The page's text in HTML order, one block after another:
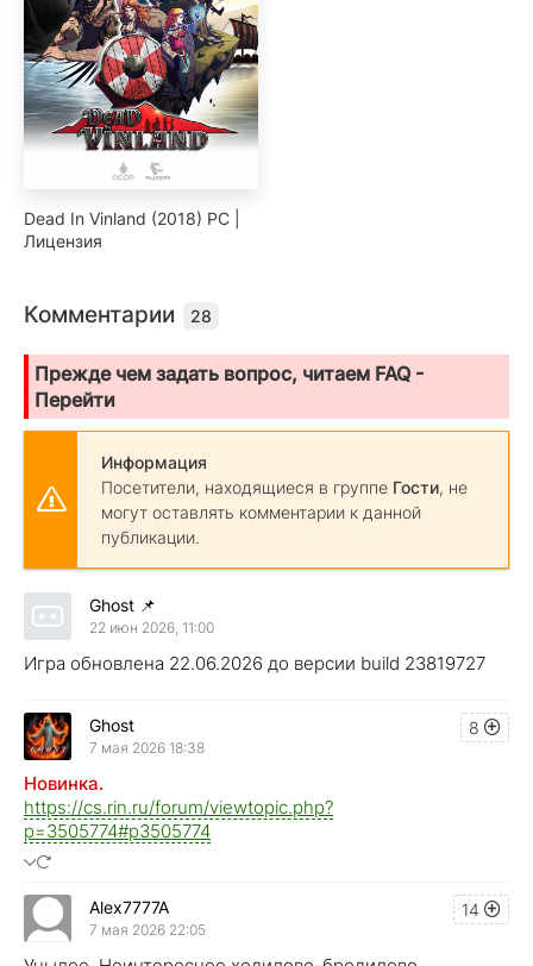
Dead In Vinland (2018) PC |
Лицензия
Комментарии 28
Прежде чем задать вопрос, читаем FAQ -
Перейти
Информация
Посетители, находящиеся в группе Гости, не
могут оставлять комментарии к данной
публикации.
Ghost 📌
22 июн 2026, 11:00
Игра обновлена 22.06.2026 до версии build 23819727
8
Ghost
7 мая 2026 18:38
Новинка.
https://cs.rin.ru/forum/viewtopic.php?
p=3505774#p3505774
14
Alex7777A
7 мая 2026 22:05